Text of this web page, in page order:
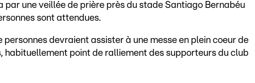
par une veillée de prière près du stade Santiago Bernabéu
sont attendues.
personnes devraient assister à une messe en plein coeur de
habituellement point de ralliement des supporteurs du club